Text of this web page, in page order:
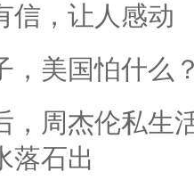
信，让人感动
，美国怕什么
，周杰伦私生
落石出